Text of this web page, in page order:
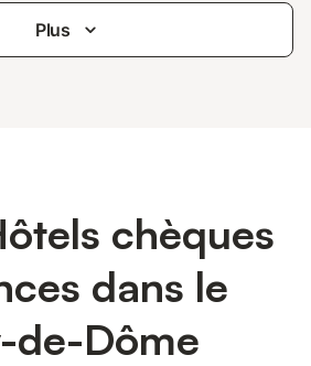
Plus
chèques
dans le
de-Dôme